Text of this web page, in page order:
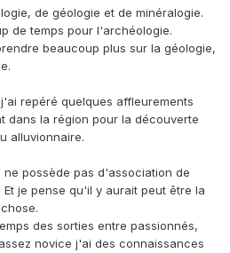
de géologie et de minéralogie.
de temps pour l'archéologie.
beaucoup plus sur la géologie,
repéré quelques affleurements
dans la région pour la découverte
alluvionnaire.
possède pas d'association de
je pense qu'il y aurait peut être la
des sorties entre passionnés,
novice j'ai des connaissances